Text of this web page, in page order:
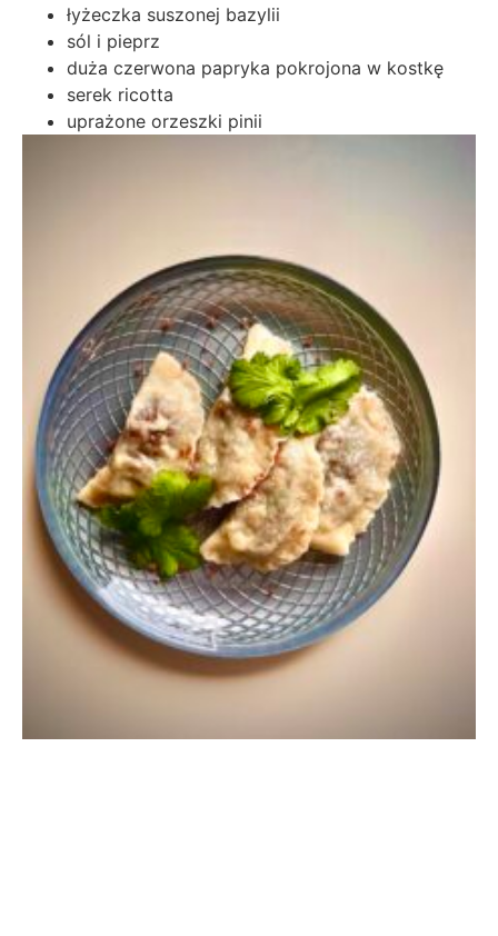
łyżeczka suszonej bazylii
sól i pieprz
duża czerwona papryka pokrojona w kostkę
serek ricotta
uprażone orzeszki pinii